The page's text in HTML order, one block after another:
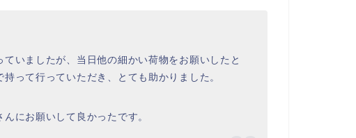
いましたが、当日他の細かい荷物をお願いしたと
って行っていただき、とても助かりました。
にお願いして良かったです。